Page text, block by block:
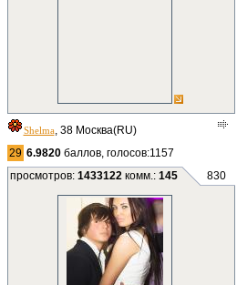
Shelma, 38 Москва(RU)
29 6.9820баллов, голосов:1157
просмотров: 1433122комм.: 145 830